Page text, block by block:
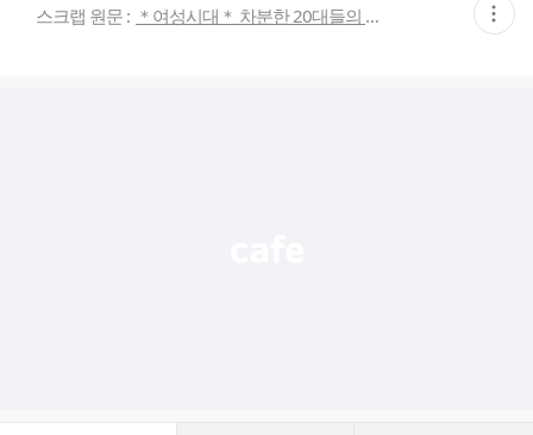
스크랩 원문 : ＊여성시대＊ 차분한 20대들의 알흠다운 공간 현
재